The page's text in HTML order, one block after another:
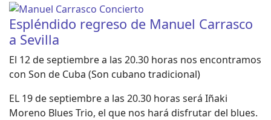
Espléndido regreso de Manuel Carrasco
a Sevilla
El 12 de septiembre a las 20.30 horas nos encontramos
con Son de Cuba (Son cubano tradicional)
EL 19 de septiembre a las 20.30 horas será Iñaki
Moreno Blues Trio, el que nos hará disfrutar del blues.